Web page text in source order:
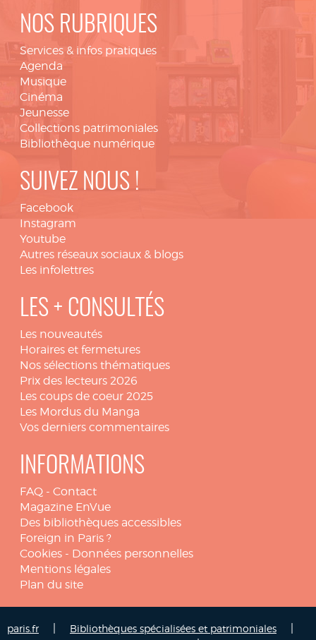
NOS RUBRIQUES
Services & infos pratiques
Agenda
Musique
Cinéma
Jeunesse
Collections patrimoniales
Bibliothèque numérique
SUIVEZ NOUS !
Facebook
Instagram
Youtube
Autres réseaux sociaux & blogs
Les infolettres
LES + CONSULTÉS
Les nouveautés
Horaires et fermetures
Nos sélections thématiques
Prix des lecteurs 2026
Les coups de coeur 2025
Les Mordus du Manga
Vos derniers commentaires
INFORMATIONS
FAQ - Contact
Magazine EnVue
Des bibliothèques accessibles
Foreign in Paris ?
Cookies - Données personnelles
Mentions légales
Plan du site
paris.fr Bibliothèques spécialisées et patrimoniales